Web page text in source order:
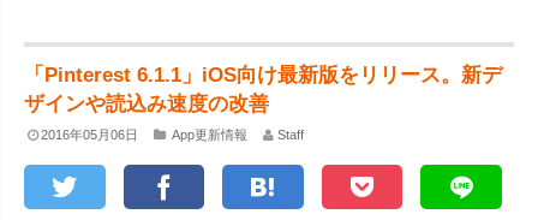
「Pinterest 6.1.1」iOS向け最新版をリリース。新デ
ザインや読込み速度の改善
2016年05月06日 App更新情報 Staff